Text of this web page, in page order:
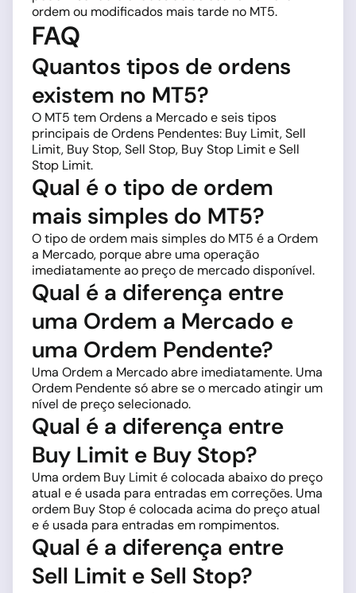
ordem ou modificados mais tarde no MT5.
FAQ
Quantos tipos de ordens
existem no MT5?
O MT5 tem Ordens a Mercado e seis tipos
principais de Ordens Pendentes: Buy Limit, Sell
Limit, Buy Stop, Sell Stop, Buy Stop Limit e Sell
Stop Limit.
Qual é o tipo de ordem
mais simples do MT5?
O tipo de ordem mais simples do MT5 é a Ordem
a Mercado, porque abre uma operação
imediatamente ao preço de mercado disponível.
Qual é a diferença entre
uma Ordem a Mercado e
uma Ordem Pendente?
Uma Ordem a Mercado abre imediatamente. Uma
Ordem Pendente só abre se o mercado atingir um
nível de preço selecionado.
Qual é a diferença entre
Buy Limit e Buy Stop?
Uma ordem Buy Limit é colocada abaixo do preço
atual e é usada para entradas em correções. Uma
ordem Buy Stop é colocada acima do preço atual
e é usada para entradas em rompimentos.
Qual é a diferença entre
Sell Limit e Sell Stop?